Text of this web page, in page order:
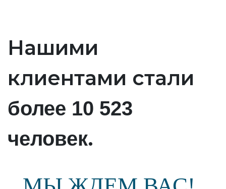
Нашими
клиентами стали
более 10 523
человек.